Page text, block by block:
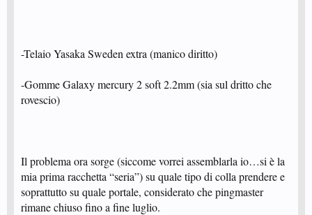
-Telaio Yasaka Sweden extra (manico diritto)
-Gomme Galaxy mercury 2 soft 2.2mm (sia sul dritto che
rovescio)
Il problema ora sorge (siccome vorrei assemblarla io…si è la
mia prima racchetta “seria”) su quale tipo di colla prendere e
soprattutto su quale portale, considerato che pingmaster
rimane chiuso fino a fine luglio.